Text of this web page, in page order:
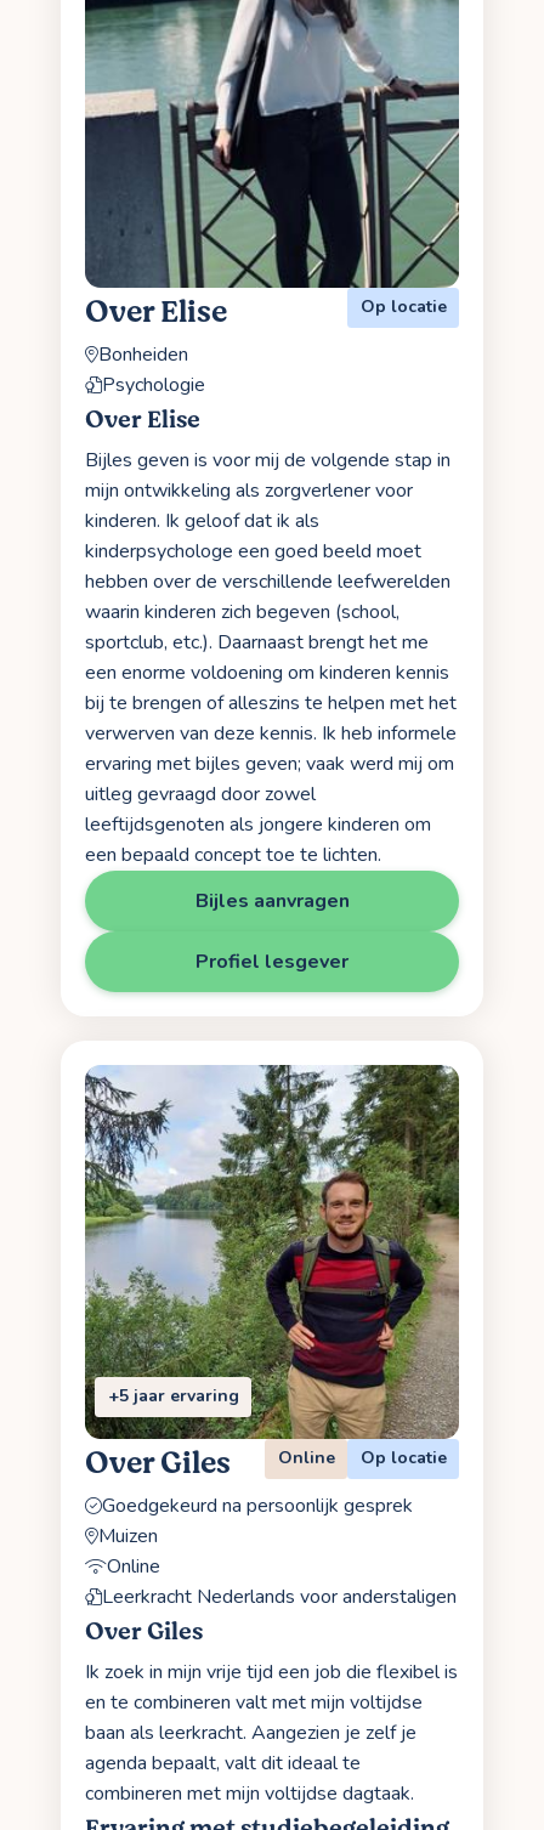
Over Elise Op locatie
Bonheiden
Psychologie
Over Elise
Bijles geven is voor mij de volgende stap in
mijn ontwikkeling als zorgverlener voor
kinderen. Ik geloof dat ik als
kinderpsychologe een goed beeld moet
hebben over de verschillende leefwerelden
waarin kinderen zich begeven (school,
sportclub, etc.). Daarnaast brengt het me
een enorme voldoening om kinderen kennis
bij te brengen of alleszins te helpen met het
verwerven van deze kennis. Ik heb informele
ervaring met bijles geven; vaak werd mij om
uitleg gevraagd door zowel
leeftijdsgenoten als jongere kinderen om
een bepaald concept toe te lichten.
Bijles aanvragen
Profiel lesgever
+5 jaar ervaring
Over Giles Online Op locatie
Goedgekeurd na persoonlijk gesprek
Muizen
Online
Leerkracht Nederlands voor anderstaligen
Over Giles
Ik zoek in mijn vrije tijd een job die flexibel is
en te combineren valt met mijn voltijdse
baan als leerkracht. Aangezien je zelf je
agenda bepaalt, valt dit ideaal te
combineren met mijn voltijdse dagtaak.